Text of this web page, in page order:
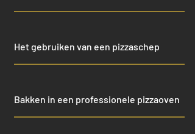
Het gebruiken van een pizzaschep
Bakken in een professionele pizzaoven